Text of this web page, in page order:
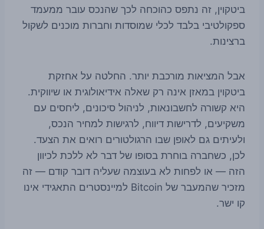
ביטקוין, זה נתפס כהוכחה לכך שהנכס עובר ממעמד
ספקולטיבי בלבד לכלי שמוסדות וחברות מוכנים לשקול
ברצינות.
אבל המציאות מורכבת יותר. החלטה על אחזקת
ביטקוין במאזן אינה רק שאלה אידיאולוגית או שיווקית.
היא קשורה לחשבונאות, לניהול סיכונים, ליחסים עם
משקיעים, לדרישות דיווח, לרגישות למחיר הנכס,
ולעיתים גם לאופן שבו הרגולטורים רואים את הצעד.
לכן, כשחברה בוחרת בסופו של דבר לא ללכת לכיוון
הזה — או לפחות לא בעוצמה שעליה דובר קודם — זה
מזכיר שהמעבר של Bitcoin למיינסטרים התאגידי אינו
קו ישר.